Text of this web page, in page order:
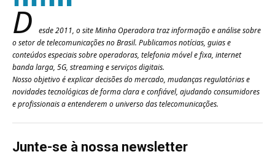
D
esde 2011, o site Minha Operadora traz informação e análise sobre
o setor de telecomunicações no Brasil. Publicamos notícias, guias e
conteúdos especiais sobre operadoras, telefonia móvel e fixa, internet
banda larga, 5G, streaming e serviços digitais.
Nosso objetivo é explicar decisões do mercado, mudanças regulatórias e
novidades tecnológicas de forma clara e confiável, ajudando consumidores
e profissionais a entenderem o universo das telecomunicações.
Junte-se à nossa newsletter